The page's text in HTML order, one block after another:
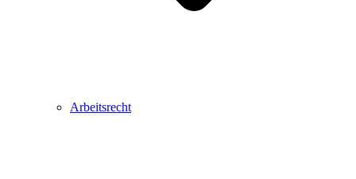
Arbeitsrecht